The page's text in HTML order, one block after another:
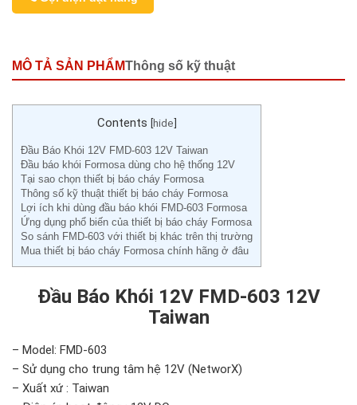
MÔ TẢ SẢN PHẨMThông số kỹ thuật
Contents [hide]
Đầu Báo Khói 12V FMD-603 12V Taiwan
Đầu báo khói Formosa dùng cho hệ thống 12V
Tại sao chọn thiết bị báo cháy Formosa
Thông số kỹ thuật thiết bị báo cháy Formosa
Lợi ích khi dùng đầu báo khói FMD-603 Formosa
Ứng dụng phổ biến của thiết bị báo cháy Formosa
So sánh FMD-603 với thiết bị khác trên thị trường
Mua thiết bị báo cháy Formosa chính hãng ở đâu
Đầu Báo Khói 12V FMD-603 12V
Taiwan
– Model: FMD-603
– Sử dụng cho trung tâm hệ 12V (NetworX)
– Xuất xứ : Taiwan